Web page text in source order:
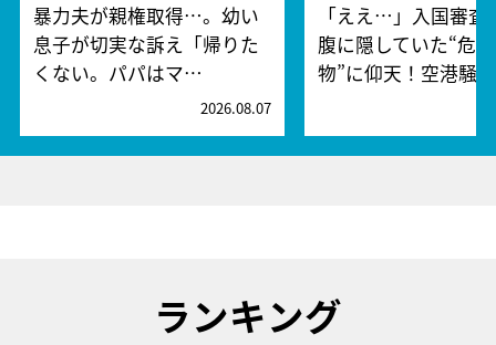
暴力夫が親権取得…。幼い
息子が切実な訴え「帰りた
くない。パパはマ…
2026.08.07
「ええ…」入国審査
腹に隠していた“危
物”に仰天！空港騒
ランキング